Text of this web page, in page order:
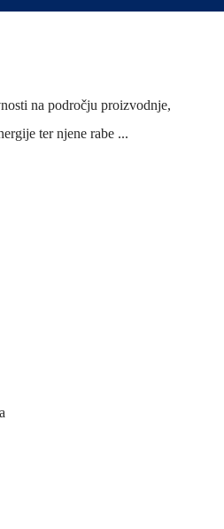
na področju proizvodnje,
ter njene rabe ...